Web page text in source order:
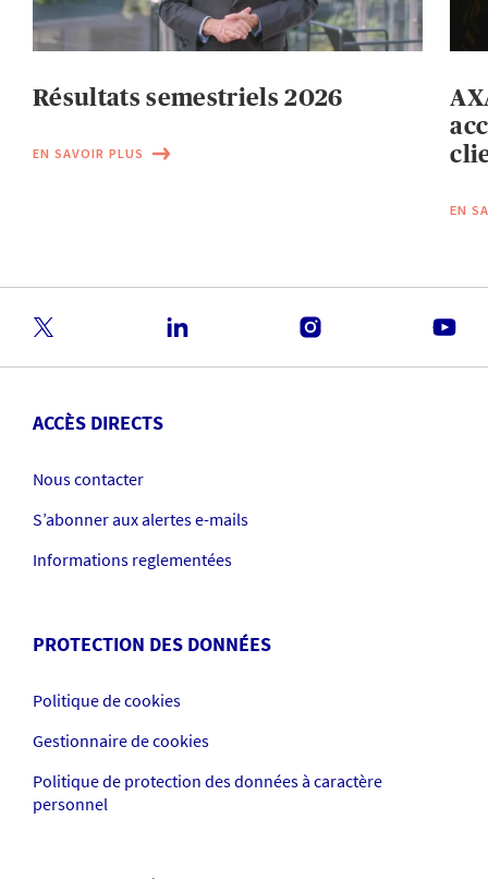
Résultats semestriels 2026
EN SAVOIR PLUS
EN
ACCÈS DIRECTS
Nous contacter
S’abonner aux alertes e-mails
Informations reglementées
PROTECTION DES DONNÉES
Politique de cookies
Gestionnaire de cookies
Politique de protection des données à caractère
personnel